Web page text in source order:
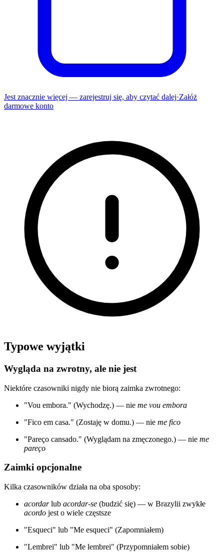
Jest znacznie więcej — zarejestruj się, aby czytać dalej·Załóż
darmowe konto
Typowe wyjątki
Wygląda na zwrotny, ale nie jest
Niektóre czasowniki nigdy nie biorą zaimka zwrotnego:
"Vou embora." (Wychodzę.) — nie me vou embora
"Fico em casa." (Zostaję w domu.) — nie me fico
"Pareço cansado." (Wyglądam na zmęczonego.) — nie me
pareço
Zaimki opcjonalne
Kilka czasowników działa na oba sposoby:
acordarlub acordar-se (budzić się) — w Brazylii zwykłe
acordo jest o wiele częstsze
"Esqueci" lub "Me esqueci" (Zapomniałem)
"Lembrei" lub "Me lembrei" (Przypomniałem sobie)